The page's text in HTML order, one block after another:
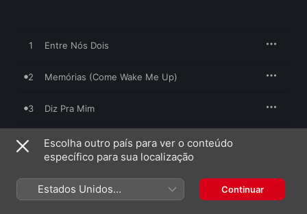
1 Entre Nós Dois
2 Memórias (Come Wake Me Up)
3 Diz Pra Mim
4 Lendas
6 Baby
Escolha outro país para ver o conteúdo
específico para sua localização
Estados Unidos
(Português Brasil)
Continuar